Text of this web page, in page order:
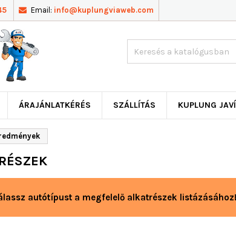
Email: info@kuplungviaweb.com
ÁRAJÁNLATKÉRÉS SZÁLLÍTÁS KUPLUNG
autótípust a megfelelő alkatrészek listázásához!